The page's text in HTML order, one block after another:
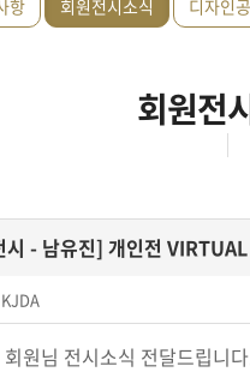
항 회원전시소식 디자인
회원전
시 - 남유진] 개인전
KJDA
원님 전시소식 전달드립니